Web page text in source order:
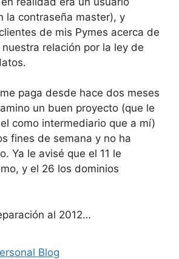
la contraseña master), y
de mis Pymes acerca de
relación por la ley de
paga desde hace dos meses
un buen proyecto (que le
como intermediario que a mí)
fines de semana y no ha
Ya le avisé que el 11 le
y el 26 los dominios
al 2012…
Blog